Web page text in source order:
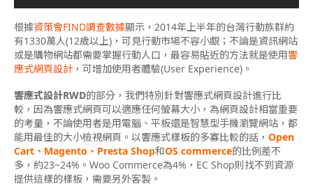
根據資策會FIND調查數據顯示，2014年上半年的台灣行動族群約
有1330萬人(12歲以上)，可見行動市場不容小覷；不論是資訊網站
或是購物網站都需要掌握行動人口，最容易貼近的方法就是使用響
應式網頁設計 ，可增加使用者體驗(User Experience)。
響應式設計RWD的部分，我們特別針對響應式網頁設計進行比
較，因為響應式網頁可以適應任何螢幕大小，為網頁設計相當重要
的考量，不論使用者是用電腦、平板還是智慧型手機瀏覽網站，都
能用最佳的大小檢視網頁。以響應式樣板的多寡比較的話， Open
Cart、Magento、Presta Shop和OS commerce的比例差不
多，約23~24%。Woo Commerce為4%，EC Shop則找不到資源
提供這樣的樣板，需要另外客製。